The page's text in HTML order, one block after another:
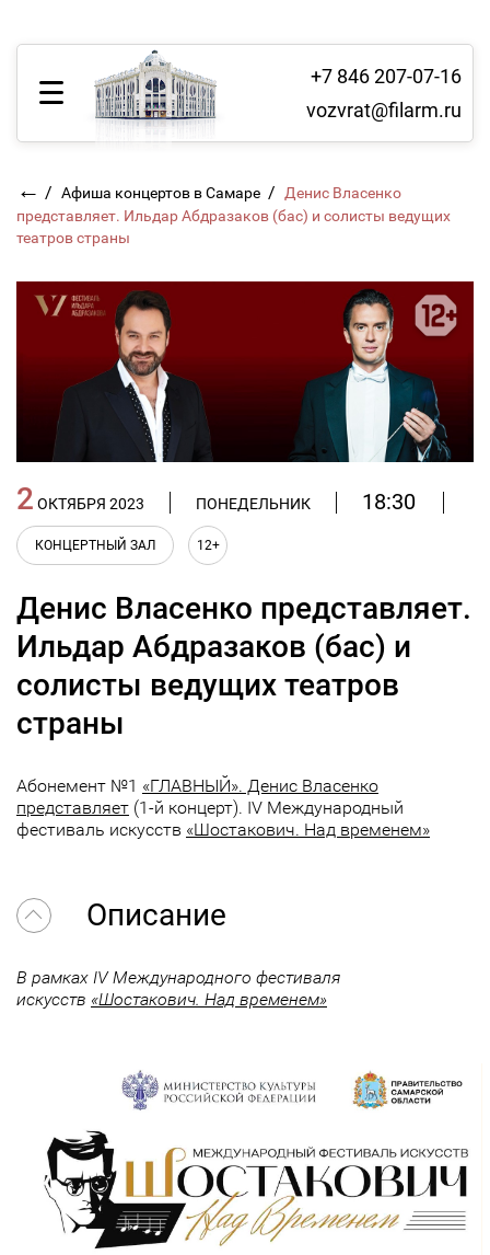
+7 846 207-07-16
vozvrat@filarm.ru
← / Афиша концертов в Самаре /
Денис Власенко
представляет. Ильдар Абдразаков (бас) и солисты ведущих
театров страны
2 ОКТЯБРЯ 2023 ПОНЕДЕЛЬНИК 18:30
КОНЦЕРТНЫЙ ЗАЛ 12+
Денис Власенко представляет.
Ильдар Абдразаков (бас) и
солисты ведущих театров
страны
Абонемент №1 «ГЛАВНЫЙ». Денис Власенко
представляет (1-й концерт). IV Международный
фестиваль искусств «Шостакович. Над временем»
Описание
В рамках IV Международного фестиваля
искусств «Шостакович. Над временем»